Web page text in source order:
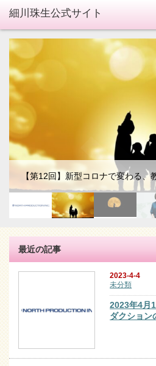
【第12回】新型コロナで変わる、
最近の記事
2023-4-4
未分類
2023年4月
ダクショ